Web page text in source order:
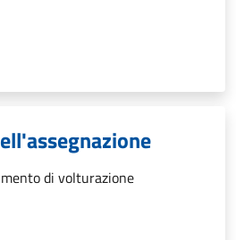
di volturazione